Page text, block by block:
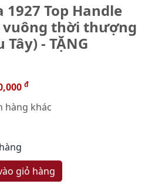
1927 Top Handle
thời thượng
- TẶNG
đ
hàng khác
giỏ hàng